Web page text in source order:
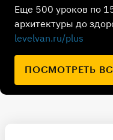
Еще 500 уроков по
архитектуры до
levelvan.ru/plus
ПОСМОТРЕТЬ